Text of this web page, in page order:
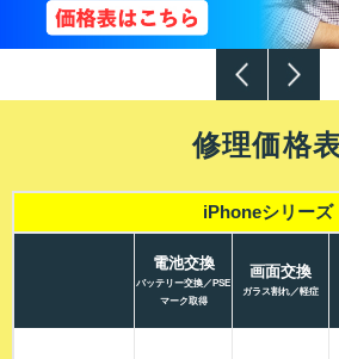
修理価格
iPhoneシリーズ
電池交換
バッテリー交換／PSE
マーク取得
画面交換
ガラス割れ／軽症